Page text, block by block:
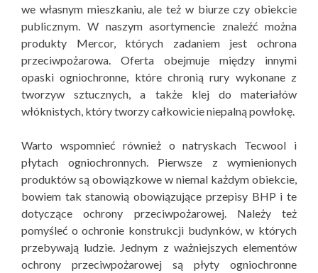
we własnym mieszkaniu, ale też w biurze czy obiekcie
publicznym. W naszym asortymencie znaleźć można
produkty Mercor, których zadaniem jest ochrona
przeciwpożarowa. Oferta obejmuje między innymi
opaski ogniochronne, które chronią rury wykonane z
tworzyw sztucznych, a także klej do materiałów
włóknistych, który tworzy całkowicie niepalną powłokę.
Warto wspomnieć również o natryskach Tecwool i
płytach ogniochronnych. Pierwsze z wymienionych
produktów są obowiązkowe w niemal każdym obiekcie,
bowiem tak stanowią obowiązujące przepisy BHP i te
dotyczące ochrony przeciwpożarowej. Należy też
pomyśleć o ochronie konstrukcji budynków, w których
przebywają ludzie. Jednym z ważniejszych elementów
ochrony przeciwpożarowej są płyty ogniochronne